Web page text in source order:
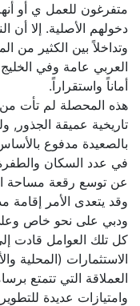
متفرغون للعمل ي أو
دخولهم الأصلية. إلا أن
وتداخلاً بين الكثير من
العربي عامة وفي
أماناً واستقراراً.
هذه المحصلة لم تأت من
تاريخية عميقة الجذور,
بالصعيدة مدفوع بالأساس
في عدد السكان والطفرة
عن توسع رقعة مساحة
وقد يتعدى الأمر إقامة
ودبي على نحو خاص
كل تلك العوامل قادت إلى
الاستثمارات (المحلية
العملاقة التي تتمتع
وامتيازات عديدة للتطوير